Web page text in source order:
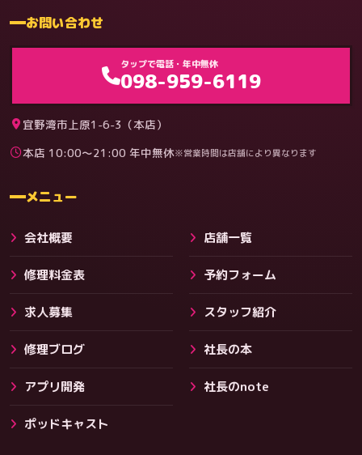
その他サービス
料金
お問い合わせ
タップで電話・年中無休
098-959-6119
宜野湾市上原1-6-3（本店）
本店 10:00〜21:00 年中無休※営業時間は店舗により異なります
メニュー
会社概要 店舗一覧
修理料金表 予約フォーム
求人募集 スタッフ紹介
修理ブログ 社長の本
アプリ開発 社長のnote
ポッドキャスト